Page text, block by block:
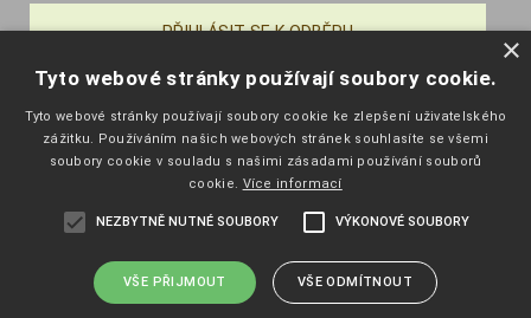
NAVIGACE
Úvodní strana
Katalog zboží
Obchodní podmínky
Odstoupení od smlouvy
×
Tyto webové stránky používají soubory cookie.
Tyto webové stránky používají soubory cookie ke zlepšení uživatelského
zážitku. Používáním našich webových stránek souhlasíte se všemi
soubory cookie v souladu s našimi zásadami používání souborů
cookie. Více informací
NEZBYTNĚ NUTNÉ SOUBORY VÝKONOVÉ SOUBORY
VŠE PŘIJMOUT VŠE ODMÍTNOUT